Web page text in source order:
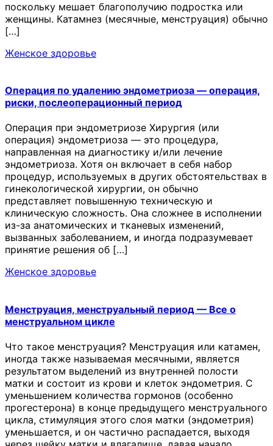
поскольку мешает благополучию подростка или
женщины. Катамнез (месячные, менструация) обычно
[…]
Женское здоровье
Операция по удалению эндометриоза — операция,
риски, послеоперационный период
Операция при эндометриозе Хирургия (или
операция) эндометриоза — это процедура,
направленная на диагностику и/или лечение
эндометриоза. Хотя он включает в себя набор
процедур, используемых в других обстоятельствах в
гинекологической хирургии, он обычно
представляет повышенную техническую и
клиническую сложность. Она сложнее в исполнении
из-за анатомических и тканевых изменений,
вызванных заболеванием, и иногда подразумевает
принятие решения об […]
Женское здоровье
Менструация, менструальный период — Все о
менструальном цикле
Что такое менструация? Менструация или катамен,
иногда также называемая месячными, является
результатом выделений из внутренней полости
матки и состоит из крови и клеток эндометрия. С
уменьшением количества гормонов (особенно
прогестерона) в конце предыдущего менструального
цикла, стимуляция этого слоя матки (эндометрия)
уменьшается, и он частично распадается, выходя